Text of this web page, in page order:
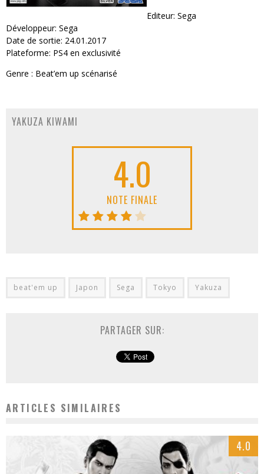
Editeur: Sega
Développeur: Sega
Date de sortie: 24.01.2017
Plateforme: PS4 en exclusivité
Genre : Beat’em up scénarisé
YAKUZA KIWAMI
4.0
NOTE FINALE
beat'em up Japon Sega Tokyo Yakuza
PARTAGER SUR:
ARTICLES SIMILAIRES
4.0